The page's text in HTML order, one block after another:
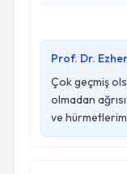
Prof. Dr.
Çok geçmiş
olmadan
ve